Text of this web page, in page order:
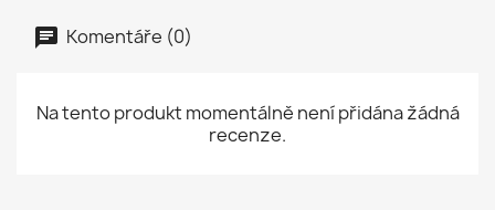
Komentáře (0)
Na tento produkt momentálně není přidána žádná
recenze.